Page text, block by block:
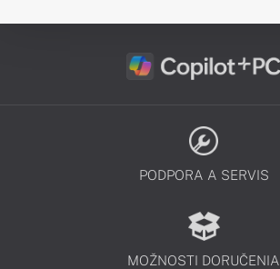
PODPORA A SERVIS
MOŽNOSTI DORUČENIA